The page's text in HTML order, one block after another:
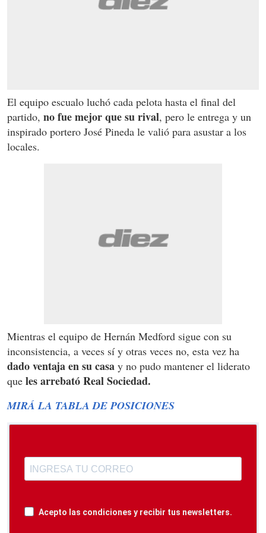
El equipo escualo luchó cada pelota hasta el final del
partido, no fue mejor que su rival, pero le entrega y un
inspirado portero José Pineda le valió para asustar a los
locales.
Mientras el equipo de Hernán Medford sigue con su
inconsistencia, a veces sí y otras veces no, esta vez ha
dado ventaja en su casa y no pudo mantener el liderato
que les arrebató Real Sociedad.
MIRÁ LA TABLA DE POSICIONES
Acepto las condiciones y recibir tus newsletters.